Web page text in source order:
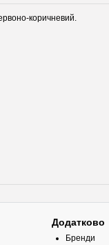
коричневий.
Додатково
Бренди